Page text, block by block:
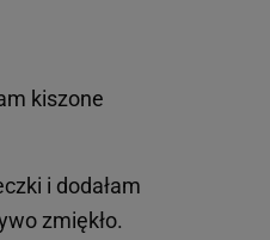
kiszone
i dodałam
zmiękło.